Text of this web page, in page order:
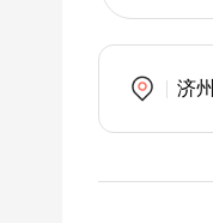
济州